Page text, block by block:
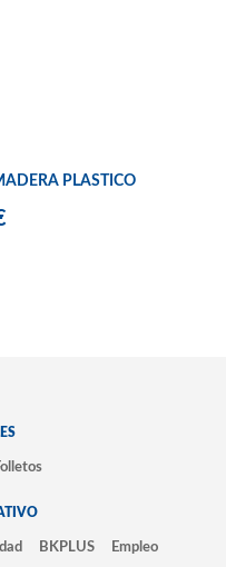
PLASTICO
BKPLUS Empleo